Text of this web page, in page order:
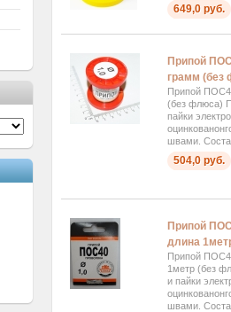
649,0 руб.
Припой
грамм (без
Припой
(без флюса)
пайки
швами.
504,0 руб.
Припой
длина
Припой
1метр (без
и пайки
швами.